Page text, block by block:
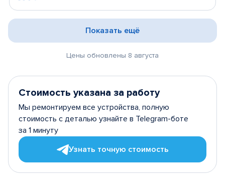
Цены обновлены 8 августа
Показать ещё
Стоимость указана за работу
Мы ремонтируем все устройства, полную
стоимость с деталью узнайте в Telegram-боте
за 1 минуту
Узнать точную стоимость